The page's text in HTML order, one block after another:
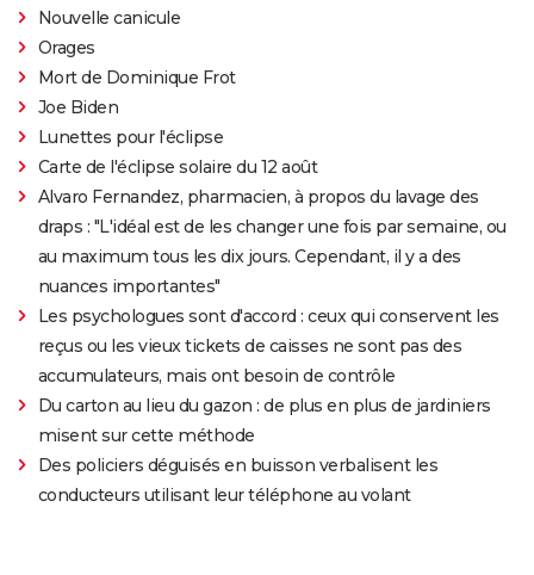
Nouvelle canicule
Orages
Mort de Dominique Frot
Joe Biden
Lunettes pour l'éclipse
Carte de l'éclipse solaire du 12 août
Alvaro Fernandez, pharmacien, à propos du lavage des
draps : "L'idéal est de les changer une fois par semaine, ou
au maximum tous les dix jours. Cependant, il y a des
nuances importantes"
Les psychologues sont d'accord : ceux qui conservent les
reçus ou les vieux tickets de caisses ne sont pas des
accumulateurs, mais ont besoin de contrôle
Du carton au lieu du gazon : de plus en plus de jardiniers
misent sur cette méthode
Des policiers déguisés en buisson verbalisent les
conducteurs utilisant leur téléphone au volant